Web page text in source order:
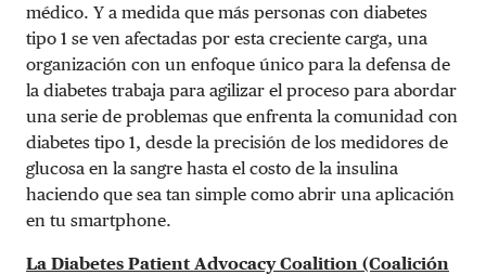
médico. Y a medida que más personas con diabetes
tipo 1 se ven afectadas por esta creciente carga, una
organización con un enfoque único para la defensa de
la diabetes trabaja para agilizar el proceso para abordar
una serie de problemas que enfrenta la comunidad con
diabetes tipo 1, desde la precisión de los medidores de
glucosa en la sangre hasta el costo de la insulina
haciendo que sea tan simple como abrir una aplicación
en tu smartphone.
La Diabetes Patient Advocacy Coalition (Coalición